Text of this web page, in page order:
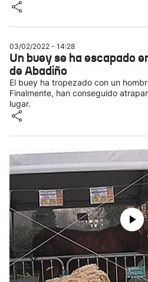
03/02/2022 - 14:28
Un buey se ha escapado
de Abadiño
El buey ha tropezado con un
Finalmente, han conseguido
lugar.